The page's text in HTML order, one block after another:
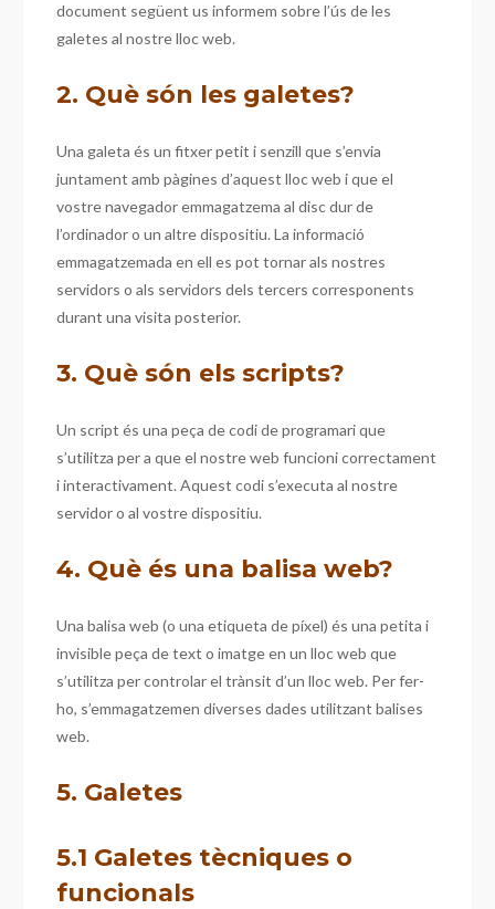
document següent us informem sobre l’ús de les
galetes al nostre lloc web.
2. Què són les galetes?
Una galeta és un fitxer petit i senzill que s’envia
juntament amb pàgines d’aquest lloc web i que el
vostre navegador emmagatzema al disc dur de
l’ordinador o un altre dispositiu. La informació
emmagatzemada en ell es pot tornar als nostres
servidors o als servidors dels tercers corresponents
durant una visita posterior.
3. Què són els scripts?
Un script és una peça de codi de programari que
s’utilitza per a que el nostre web funcioni correctament
i interactivament. Aquest codi s’executa al nostre
servidor o al vostre dispositiu.
4. Què és una balisa web?
Una balisa web (o una etiqueta de píxel) és una petita i
invisible peça de text o imatge en un lloc web que
s’utilitza per controlar el trànsit d’un lloc web. Per fer-
ho, s’emmagatzemen diverses dades utilitzant balises
web.
5. Galetes
5.1 Galetes tècniques o
funcionals